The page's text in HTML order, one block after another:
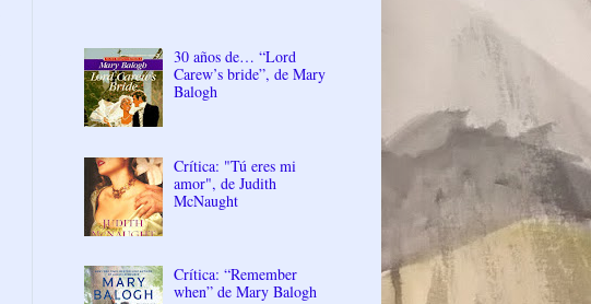
30 años de… “Lord
Carew’s bride”, de Mary
Balogh
Crítica: "Tú eres mi
amor", de Judith
McNaught
Crítica: “Remember
when” de Mary Balogh